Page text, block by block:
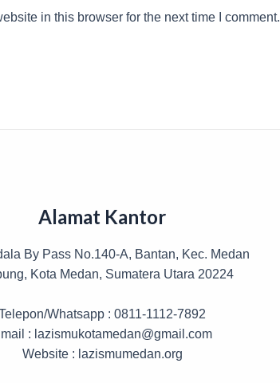
in this browser for the next time I comment.
Alamat Kantor
By Pass No.140-A, Bantan, Kec. Medan
Kota Medan, Sumatera Utara 20224
Whatsapp : 0811-1112-7892
: lazismukotamedan@gmail.com
Website : lazismumedan.org